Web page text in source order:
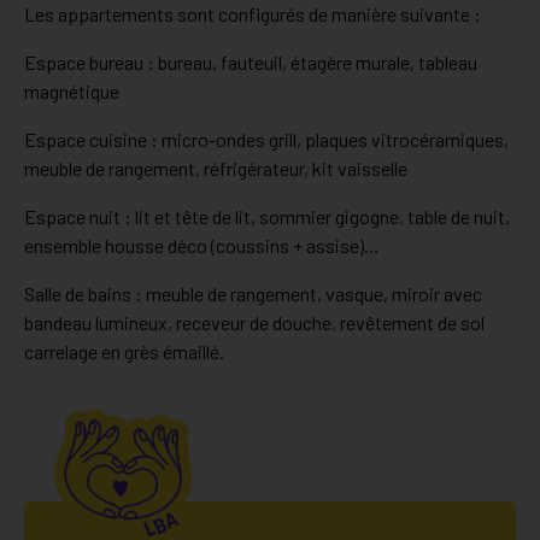
Les appartements sont configurés de manière suivante :
Espace bureau : bureau, fauteuil, étagère murale, tableau
magnétique
Espace cuisine : micro-ondes grill, plaques vitrocéramiques,
meuble de rangement, réfrigérateur, kit vaisselle
Espace nuit : lit et tête de lit, sommier gigogne, table de nuit,
ensemble housse déco (coussins + assise)…
Salle de bains : meuble de rangement, vasque, miroir avec
bandeau lumineux, receveur de douche, revêtement de sol
carrelage en grès émaillé.